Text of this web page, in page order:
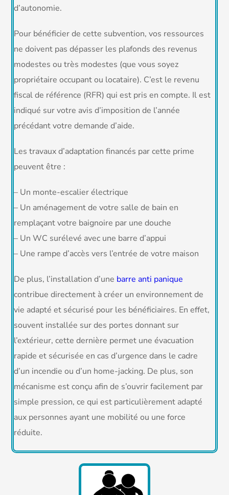
d’autonomie.
Pour bénéficier de cette subvention, vos ressources
ne doivent pas dépasser les plafonds des revenus
modestes ou très modestes (que vous soyez
propriétaire occupant ou locataire). C’est le revenu
fiscal de référence (RFR) qui est pris en compte. Il est
indiqué sur votre avis d’imposition de l’année
précédant votre demande d’aide.
Les travaux d’adaptation financés par cette prime
peuvent être :
– Un monte-escalier électrique
– Un aménagement de votre salle de bain en
remplaçant votre baignoire par une douche
– Un WC surélevé avec une barre d’appui
– Une rampe d’accès vers l’entrée de votre maison
De plus, l’installation d’une barre anti panique
contribue directement à créer un environnement de
vie adapté et sécurisé pour les bénéficiaires. En effet,
souvent installée sur des portes donnant sur
l’extérieur, cette dernière permet une évacuation
rapide et sécurisée en cas d’urgence dans le cadre
d’un incendie ou d’un home-jacking. De plus, son
mécanisme est conçu afin de s’ouvrir facilement par
simple pression, ce qui est particulièrement adapté
aux personnes ayant une mobilité ou une force
réduite.